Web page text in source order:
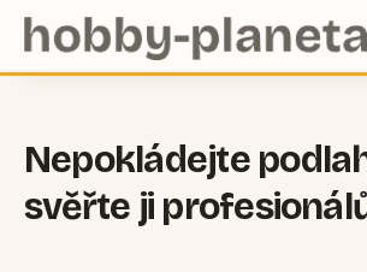
Nepokládejte
svěřte ji